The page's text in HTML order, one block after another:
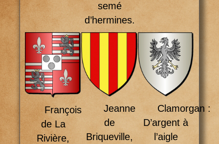
semé
d’hermines.
François
de La
Rivière,
Jeanne
de
Briqueville,
Clamorgan :
D’argent à
l’aigle